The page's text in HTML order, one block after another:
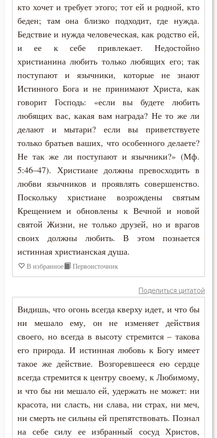
кто хочет и требует этого; тот ей и родной, кто
беден; там она близко подходит, где нужда.
Бедствие и нужда человеческая, как родство ей,
и ее к себе привлекает. Недостойно
христианина любить только любящих его; так
поступают и язычники, которые не знают
Истинного Бога и не принимают Христа, как
говорит Господь: «если вы будете любить
любящих вас, какая вам награда? Не то же ли
делают и мытари? если вы приветствуете
только братьев ваших, что особенного делаете?
Не так же ли поступают и язычники?» (Мф.
5:46–47). Христиане должны превосходить в
любви язычников и проявлять совершенство.
Поскольку христиане возрождены святым
Крещением и обновлены к Вечной и новой
святой Жизни, не только друзей, но и врагов
своих должны любить. В этом познается
истинная христианская душа.
В избранное Первоисточник
Поделиться цитатой
Видишь, что огонь всегда кверху идет, и что бы
ни мешало ему, он не изменяет действия
своего, но всегда в высоту стремится – такова
его природа. И истинная любовь к Богу имеет
такое же действие. Возгоревшееся ею сердце
всегда стремится к центру своему, к Любимому,
и что бы ни мешало ей, удержать не может: ни
красота, ни сласть, ни слава, ни страх, ни меч,
ни смерть не сильны ей препятствовать. Познал
на себе силу ее избранный сосуд Христов,